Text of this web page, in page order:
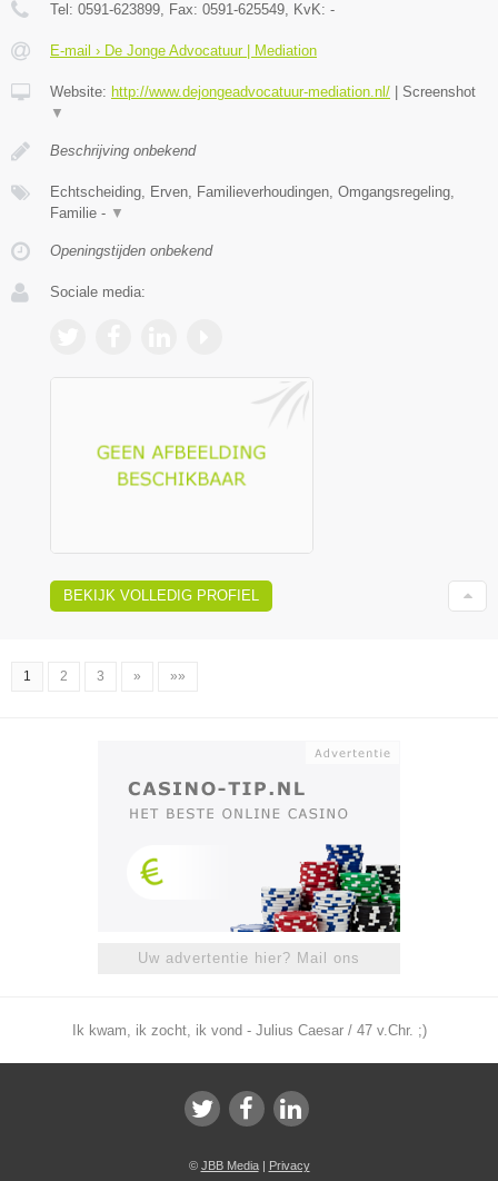
Tel: 0591-623899, Fax: 0591-625549, KvK: -
E-mail › De Jonge Advocatuur | Mediation
Website: http://www.dejongeadvocatuur-mediation.nl/
Screenshot
▼
Beschrijving onbekend
Echtscheiding, Erven, Familieverhoudingen, Omgangsregeling,
Familie - ▼
Openingstijden onbekend
Sociale media:
BEKIJK VOLLEDIG PROFIEL
1 2 3 » »»
Uw advertentie hier? Mail ons
Ik kwam, ik zocht, ik vond - Julius Caesar / 47 v.Chr. ;)
© JBB Media| Privacy